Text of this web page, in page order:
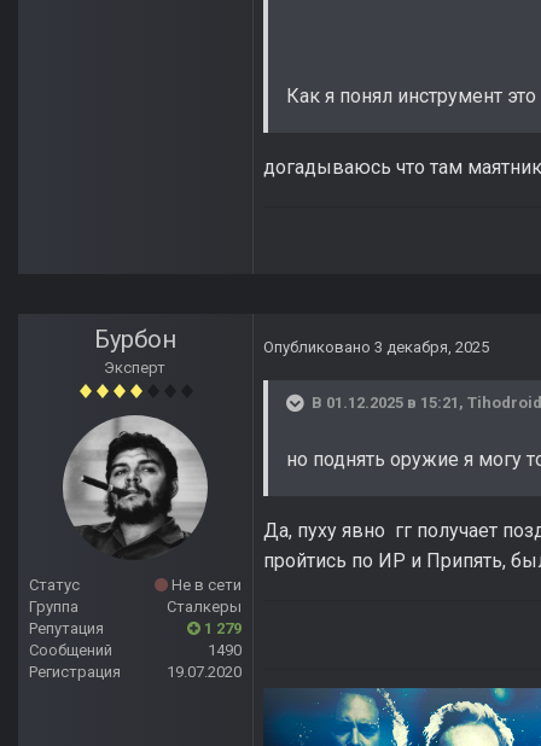
Как я понял инструмент
догадываюсь что там
Бурбон
Эксперт
Статус
Не в сети
Группа
Сталкеры
Репутация
1 279
Сообщений
1490
Регистрация
19.07.2020
Опубликовано 3 декабря, 2025
В 01.12.2025 в 15:21,
но поднять оружие я могу
Да, пуху явно гг получает
пройтись по ИР и Припять,